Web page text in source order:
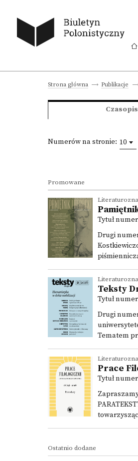
Strona główna Publikacje
Numerów na stronie: 10
Promowane
Tytuł
Drugi
Teksty
Tytuł
Drugi
Tematem
Prace
Tytuł
Ostatnio dodane